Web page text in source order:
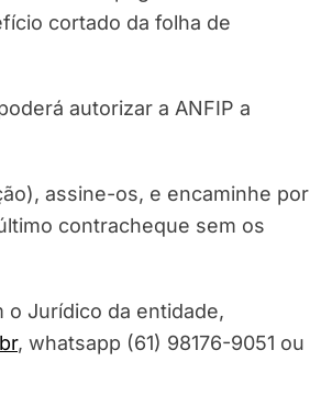
cortado da folha de
autorizar a ANFIP a
assine-os, e encaminhe por
contracheque sem os
o Jurídico da entidade,
, whatsapp (61) 98176-9051 ou